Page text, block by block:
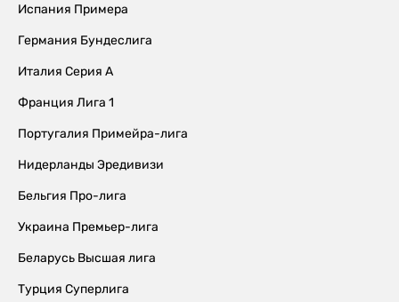
Испания Примера
Германия Бундеслига
Италия Серия А
Франция Лига 1
Португалия Примейра-лига
Нидерланды Эредивизи
Бельгия Про-лига
Украина Премьер-лига
Беларусь Высшая лига
Турция Суперлига